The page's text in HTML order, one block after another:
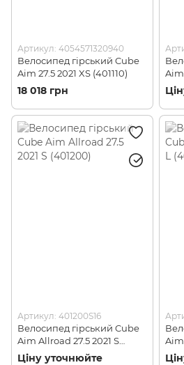
Артикул: 4054571320940
Велосипед гірський Cube
Aim 27.5 2021 XS (401110)
18 018 грн
Aim
Артикул: 401200S16
Велосипед гірський Cube
Aim Allroad 27.5 2021 S
(401200)
Ціну уточнюйте
Aim